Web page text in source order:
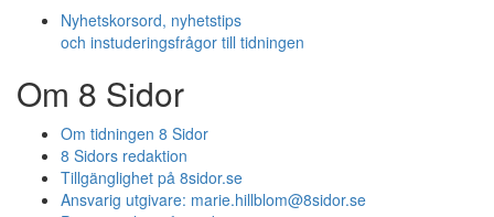
Nyhetskorsord, nyhetstips
och instuderingsfrågor till tidningen
Om 8 Sidor
Om tidningen 8 Sidor
8 Sidors redaktion
Tillgänglighet på 8sidor.se
Ansvarig utgivare: marie.hillblom@8sidor.se